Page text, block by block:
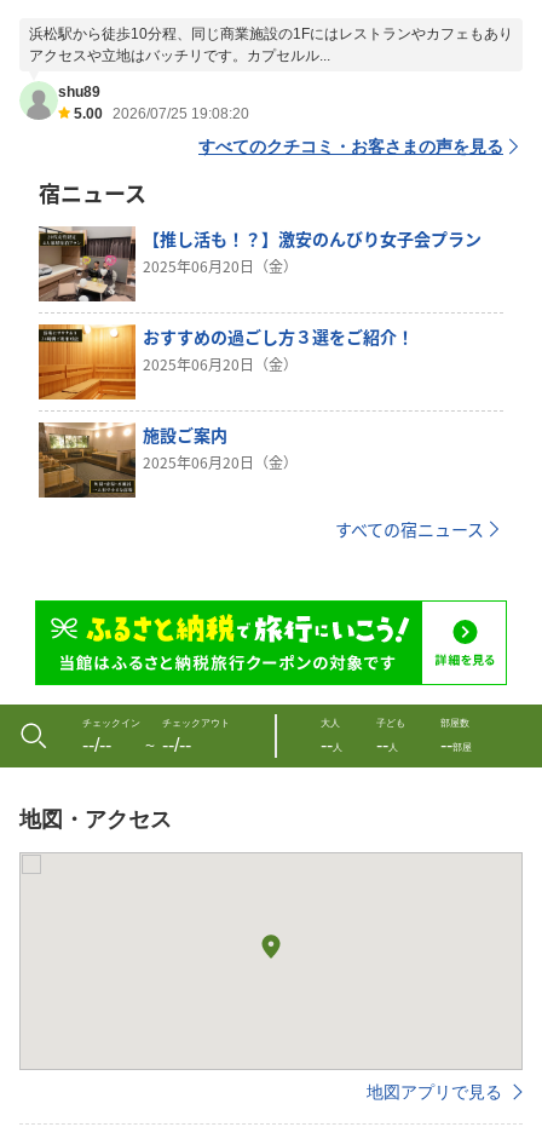
浜松駅から徒歩10分程、同じ商業施設の1Fにはレストランやカフェもあり
アクセスや立地はバッチリです。カプセルル...
shu89
5.00 2026/07/25 19:08:20
すべてのクチコミ・お客さまの声を見る
宿ニュース
【推し活も！？】激安のんびり女子会プラン
2025年06月20日（金）
おすすめの過ごし方３選をご紹介！
2025年06月20日（金）
施設ご案内
2025年06月20日（金）
すべての宿ニュース
チェックイン
--/-- 〜
チェックアウト
--/--
大人
--人
子ども
--人
部屋数
--部屋
地図・アクセス
地図アプリで見る